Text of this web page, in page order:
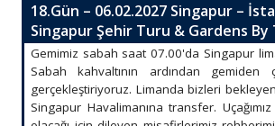
18.Gün – 06.02.2027 Singapur –
Singapur Şehir Turu & Gardens By
Gemimiz sabah saat 07.00'da Singapur
Sabah kahvaltının ardından gemiden
gerçekleştiriyoruz. Limanda bizleri
Singapur Havalimanına transfer.